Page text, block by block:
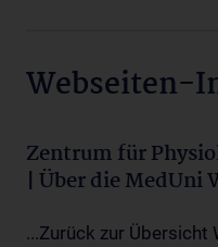
Webseiten-
Zentrum für
| Über die MedUni
...Zurück zur Übersicht